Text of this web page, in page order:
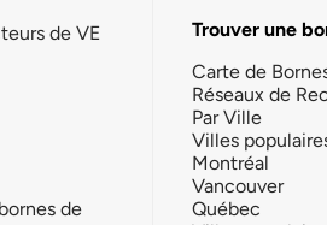
de VE
de
Trouver une
Carte de
Réseaux de
Par Ville
Villes
Montréal
Vancouver
Québec